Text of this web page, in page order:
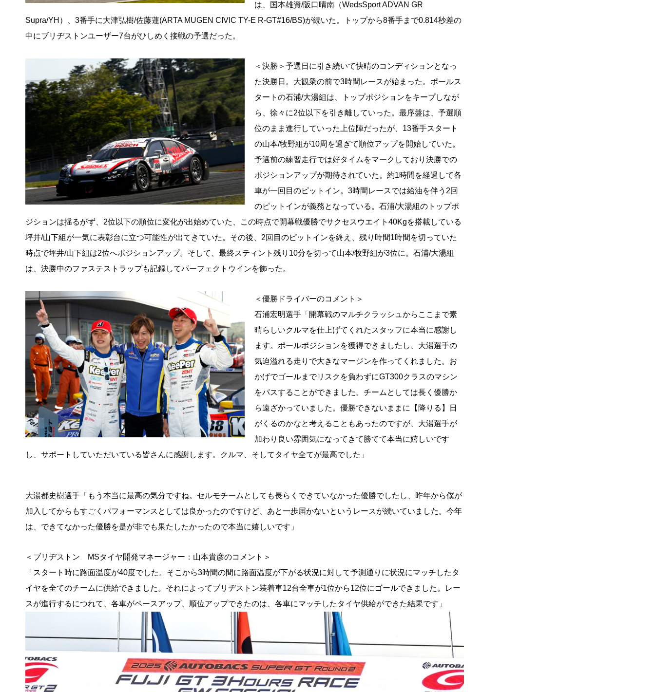
は、国本雄資/阪口晴南（WedsSport ADVAN GR
Supra/YH）、3番手に大津弘樹/佐藤蓮(ARTA MUGEN CIVIC TY-E R-GT#16/BS)が続いた。トップから8番手まで0.814秒差の
中にブリヂストンユーザー7台がひしめく接戦の予選だった。
＜決勝＞予選日に引き続いて快晴のコンディションとなっ
た決勝日。大観衆の前で3時間レースが始まった。ポールス
タートの石浦/大湯組は、トップポジションをキープしなが
ら、徐々に2位以下を引き離していった。最序盤は、予選順
位のまま進行していった上位陣だったが、13番手スタート
の山本/牧野組が10周を過ぎて順位アップを開始していた。
予選前の練習走行では好タイムをマークしており決勝での
ポジションアップが期待されていた。約1時間を経過して各
車が一回目のピットイン。3時間レースでは給油を伴う2回
のピットインが義務となっている。石浦/大湯組のトップポ
ジションは揺るがず、2位以下の順位に変化が出始めていた、この時点で開幕戦優勝でサクセスウエイト40Kgを搭載している
坪井/山下組が一気に表彰台に立つ可能性が出てきていた。その後、2回目のピットインを終え、残り時間1時間を切っていた
時点で坪井/山下組は2位へポジションアップ。そして、最終スティント残り10分を切って山本/牧野組が3位に。石浦/大湯組
は、決勝中のファステストラップも記録してパーフェクトウインを飾った。
＜優勝ドライバーのコメント＞
石浦宏明選手「開幕戦のマルチクラッシュからここまで素
晴らしいクルマを仕上げてくれたスタッフに本当に感謝し
ます。ポールポジションを獲得できましたし、大湯選手の
気迫溢れる走りで大きなマージンを作ってくれました。お
かげでゴールまでリスクを負わずにGT300クラスのマシン
をパスすることができました。チームとしては長く優勝か
ら遠ざかっていました。優勝できないままに【降りる】日
がくるのかなと考えることもあったのですが、大湯選手が
加わり良い雰囲気になってきて勝てて本当に嬉しいです
し、サポートしていただいている皆さんに感謝します。クルマ、そしてタイヤ全てが最高でした」
大湯都史樹選手「もう本当に最高の気分ですね。セルモチームとしても長らくできていなかった優勝でしたし、昨年から僕が
加入してからもすごくパフォーマンスとしては良かったのですけど、あと一歩届かないというレースが続いていました。今年
は、できてなかった優勝を是が非でも果たしたかったので本当に嬉しいです」
＜ブリヂストン MSタイヤ開発マネージャー：山本貴彦のコメント＞
「スタート時に路面温度が40度でした。そこから3時間の間に路面温度が下がる状況に対して予測通りに状況にマッチしたタ
イヤを全てのチームに供給できました。それによってブリヂストン装着車12台全車が1位から12位にゴールできました。レー
スが進行するにつれて、各車がペースアップ、順位アップできたのは、各車にマッチしたタイヤ供給ができた結果です」